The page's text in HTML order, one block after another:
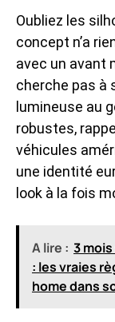
Oubliez les
concept n’a
avec un avant
cherche pas à
lumineuse au
robustes,
véhicules
une identité
look à la fois
A lire : 3
: les vraies
home dans